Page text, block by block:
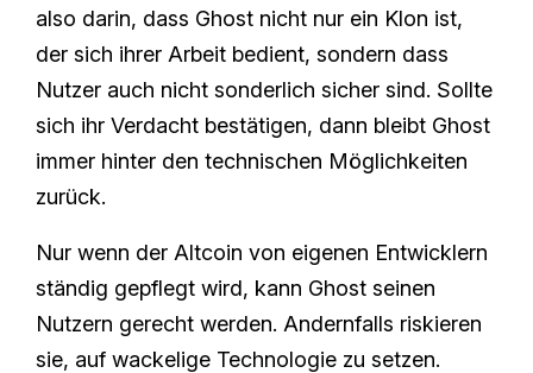
also darin, dass Ghost nicht nur ein Klon ist,
der sich ihrer Arbeit bedient, sondern dass
Nutzer auch nicht sonderlich sicher sind. Sollte
sich ihr Verdacht bestätigen, dann bleibt Ghost
immer hinter den technischen Möglichkeiten
zurück.
Nur wenn der Altcoin von eigenen Entwicklern
ständig gepflegt wird, kann Ghost seinen
Nutzern gerecht werden. Andernfalls riskieren
sie, auf wackelige Technologie zu setzen.